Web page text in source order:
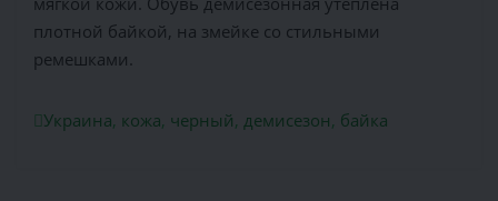
плотной байкой, на змейке со стильными
ремешками.
Украина, кожа, черный, демисезон, байка